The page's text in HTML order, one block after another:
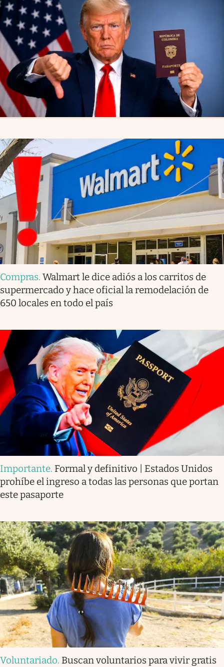
Compras. Walmart le dice adiós a los carritos de
supermercado y hace oficial la remodelación de
650 locales en todo el país
Importante. Formal y definitivo | Estados Unidos
prohíbe el ingreso a todas las personas que portan
este pasaporte
Voluntariado. Buscan voluntarios para vivir gratis